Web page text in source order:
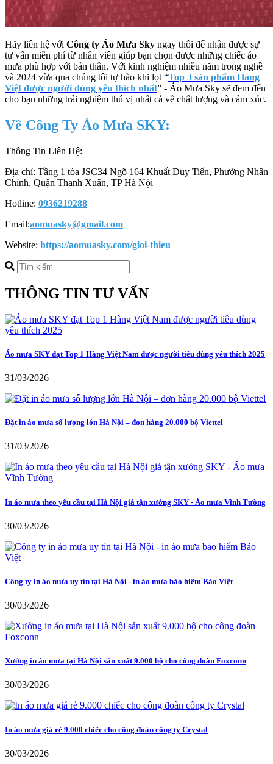
Hãy liên hệ với Công ty Áo Mưa Sky ngay thôi để nhận được sự
tư vấn miễn phí từ nhân viên giúp bạn chọn được những chiếc áo
mưa phù hợp với bản thân. Với kinh nghiệm nhiều năm trong nghề
và 2024 vừa qua chúng tôi tự hào khi lọt “Top 3 sản phẩm Hàng
Việt được người dùng yêu thích nhất” - Áo Mưa Sky sẽ đem đến
cho bạn những trải nghiệm thú vị nhất cả về chất lượng và cảm xúc.
Về Công Ty Áo Mưa SKY:
Thông Tin Liên Hệ:
Địa chỉ: Tầng 1 tòa JSC34 Ngõ 164 Khuất Duy Tiến, Phường Nhân
Chính, Quận Thanh Xuân, TP Hà Nội
Hotline: 0936219288
Email:aomuasky@gmail.com
Website: https://aomuasky.com/gioi-thieu
THÔNG TIN TƯ VẤN
Áo mưa SKY đạt Top 1 Hàng Việt Nam được người tiêu dùng yêu thích 2025
31/03/2026
Đặt in áo mưa số lượng lớn Hà Nội – đơn hàng 20.000 bộ Viettel
31/03/2026
In áo mưa theo yêu cầu tại Hà Nội giá tận xưởng SKY - Áo mưa Vĩnh Tường
30/03/2026
Công ty in áo mưa uy tín tại Hà Nội - in áo mưa bảo hiểm Bảo Việt
30/03/2026
Xưởng in áo mưa tại Hà Nội sản xuất 9.000 bộ cho công đoàn Foxconn
30/03/2026
In áo mưa giá rẻ 9.000 chiếc cho công đoàn công ty Crystal
30/03/2026